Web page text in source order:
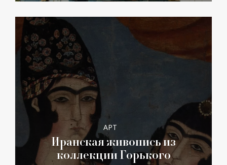
АРТ
Иранская живопись из
коллекции Горького